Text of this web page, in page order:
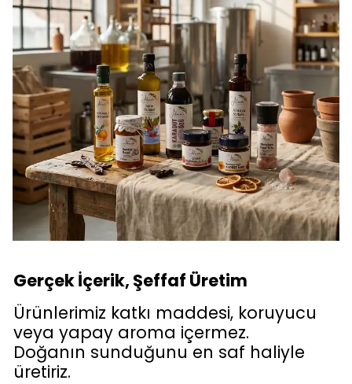
Gerçek İçerik, Şeffaf Üretim
Ürünlerimiz katkı maddesi, koruyucu
veya yapay aroma içermez.
Doğanın sunduğunu en saf haliyle
üretiriz.